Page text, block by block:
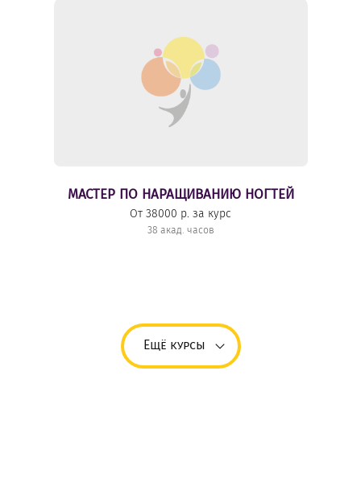
МАСТЕР ПО НАРАЩИВАНИЮ НОГТЕЙ
От 38000 р. за курс
38 акад. часов
Ещё курсы